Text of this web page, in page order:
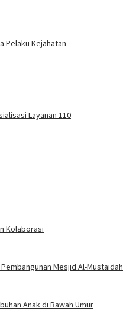
Pelaku Kejahatan
Layanan 110
Kolaborasi
Mesjid Al-Mustaidah
Anak di Bawah Umur